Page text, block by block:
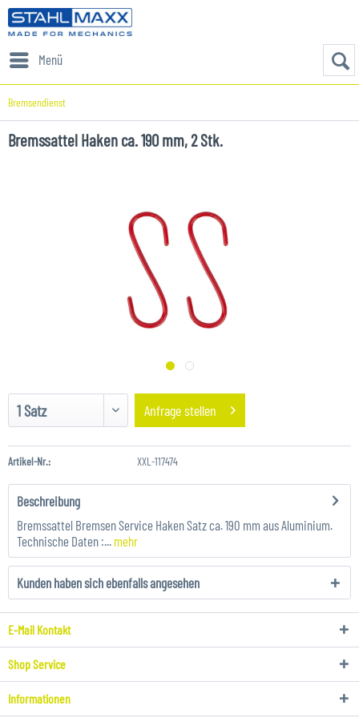
Menü
Bremsendienst
Bremssattel Haken ca. 190 mm, 2 Stk.
Anfrage stellen
Artikel-Nr.: XXL-117474
Beschreibung
Bremssattel Bremsen Service Haken Satz ca. 190 mm aus Aluminium.
Technische Daten :... mehr
Kunden haben sich ebenfalls angesehen
E-Mail Kontakt
Shop Service
Informationen